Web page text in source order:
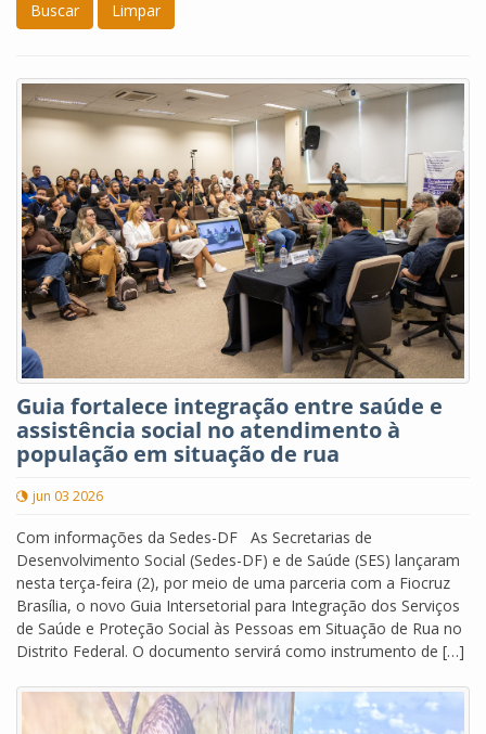
Buscar Limpar
Guia fortalece integração entre saúde e
assistência social no atendimento à
população em situação de rua
jun 03 2026
Com informações da Sedes-DF As Secretarias de
Desenvolvimento Social (Sedes-DF) e de Saúde (SES) lançaram
nesta terça-feira (2), por meio de uma parceria com a Fiocruz
Brasília, o novo Guia Intersetorial para Integração dos Serviços
de Saúde e Proteção Social às Pessoas em Situação de Rua no
Distrito Federal. O documento servirá como instrumento de […]